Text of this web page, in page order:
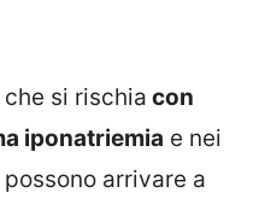
si rischia con
iponatriemia e nei
arrivare a